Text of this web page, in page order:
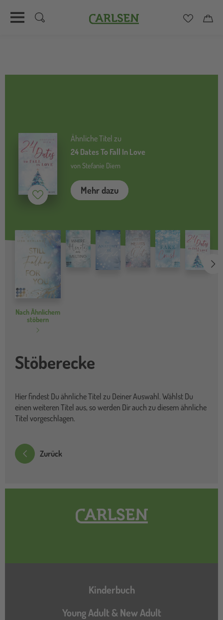
Carlsen
Ähnliche Titel zu
24 Dates To Fall In Love
von Stefanie Diem
Mehr dazu
Merken ( inaktiv)
Nach Ähnlichem
stöbern
Stöberecke
Hier findest Du ähnliche Titel zu Deiner Auswahl. Wählst Du
einen weiteren Titel aus, so werden Dir auch zu diesem ähnliche
Titel vorgeschlagen.
Zurück
Hauptnavigation
Kinderbuch
Young Adult & New Adult